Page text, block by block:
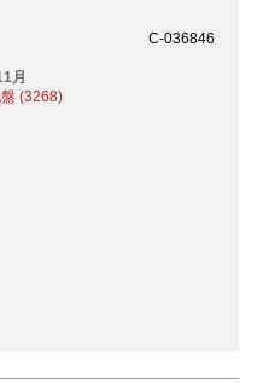
C-036846
月
(3268)